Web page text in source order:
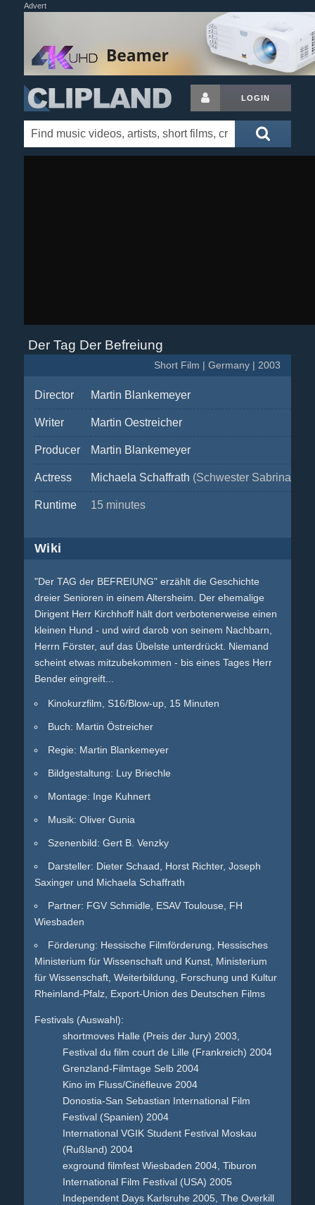
Advert
LOGIN
Der Tag Der Befreiung
Short Film | Germany | 2003
Director Martin Blankemeyer
Writer Martin Oestreicher
Producer Martin Blankemeyer
Actress Michaela Schaffrath (Schwester Sabrina)
Runtime 15 minutes
Wiki
"Der TAG der BEFREIUNG" erzählt die Geschichte
dreier Senioren in einem Altersheim. Der ehemalige
Dirigent Herr Kirchhoff hält dort verbotenerweise einen
kleinen Hund - und wird darob von seinem Nachbarn,
Herrn Förster, auf das Übelste unterdrückt. Niemand
scheint etwas mitzubekommen - bis eines Tages Herr
Bender eingreift...
Kinokurzfilm, S16/Blow-up, 15 Minuten
Buch: Martin Östreicher
Regie: Martin Blankemeyer
Bildgestaltung: Luy Briechle
Montage: Inge Kuhnert
Musik: Oliver Gunia
Szenenbild: Gert B. Venzky
Darsteller: Dieter Schaad, Horst Richter, Joseph
Saxinger und Michaela Schaffrath
Partner: FGV Schmidle, ESAV Toulouse, FH
Wiesbaden
Förderung: Hessische Filmförderung, Hessisches
Ministerium für Wissenschaft und Kunst, Ministerium
für Wissenschaft, Weiterbildung, Forschung und Kultur
Rheinland-Pfalz, Export-Union des Deutschen Films
Festivals (Auswahl):
shortmoves Halle (Preis der Jury) 2003,
Festival du film court de Lille (Frankreich) 2004
Grenzland-Filmtage Selb 2004
Kino im Fluss/Cinéfleuve 2004
Donostia-San Sebastian International Film
Festival (Spanien) 2004
International VGIK Student Festival Moskau
(Rußland) 2004
exground filmfest Wiesbaden 2004, Tiburon
International Film Festival (USA) 2005
Independent Days Karlsruhe 2005, The Overkill